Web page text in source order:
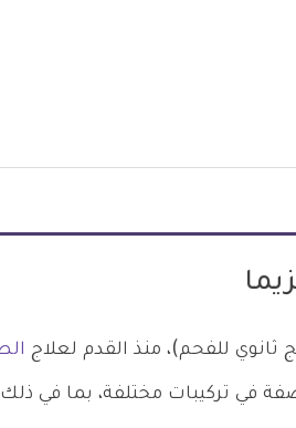
للفحم)، منذ القدم لعلاج
في تركيبات مختلفة، بما في ذلك